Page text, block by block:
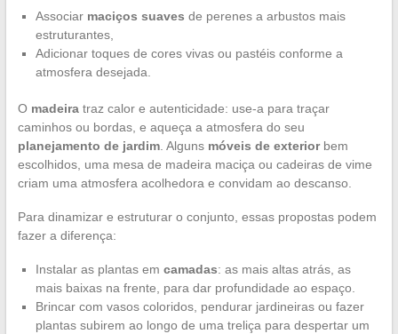
Associar maciços suaves de perenes a arbustos mais
estruturantes,
Adicionar toques de cores vivas ou pastéis conforme a
atmosfera desejada.
O madeiratraz calor e autenticidade: use-a para traçar
caminhos ou bordas, e aqueça a atmosfera do seu
planejamento de jardim. Alguns móveis de exteriorbem
escolhidos, uma mesa de madeira maciça ou cadeiras de vime
criam uma atmosfera acolhedora e convidam ao descanso.
Para dinamizar e estruturar o conjunto, essas propostas podem
fazer a diferença:
Instalar as plantas em camadas: as mais altas atrás, as
mais baixas na frente, para dar profundidade ao espaço.
Brincar com vasos coloridos, pendurar jardineiras ou fazer
plantas subirem ao longo de uma treliça para despertar um